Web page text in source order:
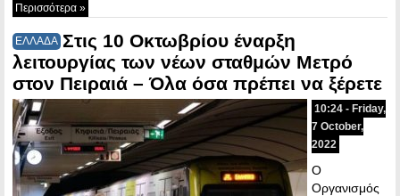
Περισσότερα »
ΕΛΛΑΔΑ Στις 10 Οκτωβρίου έναρξη
λειτουργίας των νέων σταθμών Μετρό
στον Πειραιά – Όλα όσα πρέπει να ξέρετε
10:24 - Friday,
7 October,
2022
Ο
Οργανισμός